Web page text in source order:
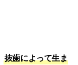
抜歯によって生ま